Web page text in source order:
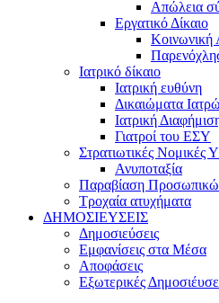
Απώλεια
Εργατικό Δίκαιο
Κοινωνική
Ιατρικό δίκαιο
Ιατρική ευθύνη
Δικαιώματα
Ιατρική
Γιατροί του ΕΣΥ
Στρατιωτικές Νομικές
Ανυποταξία
Παραβίαση
Τροχαία ατυχήματα
ΔΗΜΟΣΙΕΥΣΕΙΣ
Δημοσιεύσεις
Εμφανίσεις στα Μέσα
Αποφάσεις
Εξωτερικές